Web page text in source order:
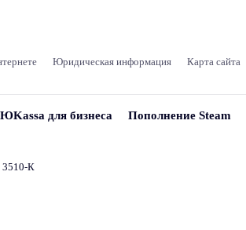
Юридическая информация Карта сайта
ЮKassa для бизнеса Пополнение Steam
3510‑К